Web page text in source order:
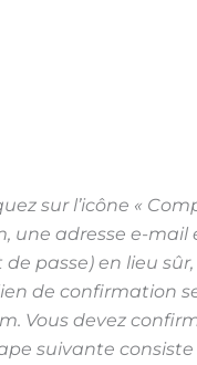
sur l’icône «
une adresse e-mail
de passe) en lieu
de confirmation
Vous devez
suivante